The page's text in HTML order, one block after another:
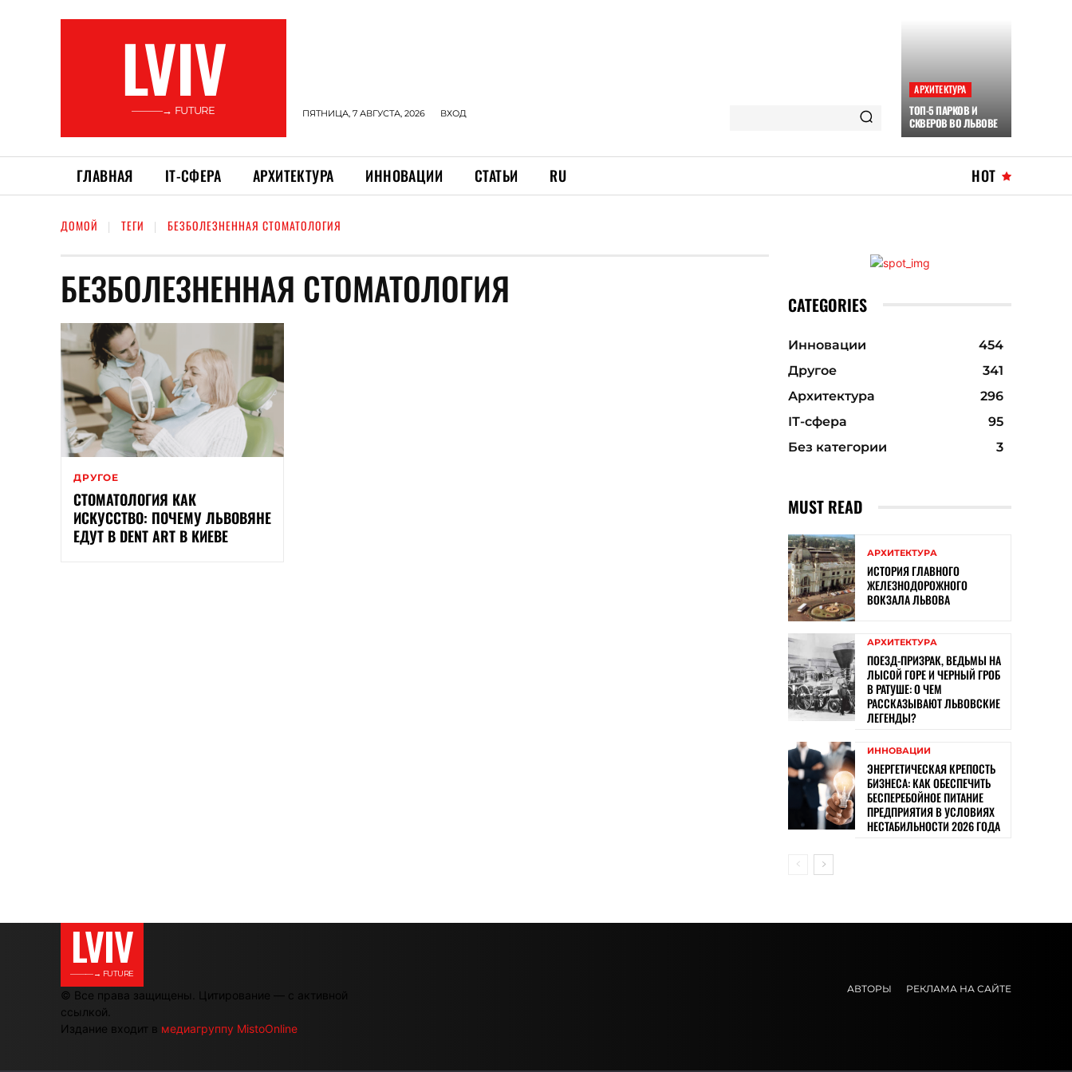
LVIV
———→ FUTURE ПЯТНИЦА, 7 АВГУСТА, 2026 ВХОД
АРХИТЕКТУРА
ТОП-5 ПАРКОВ И
СКВЕРОВ ВО ЛЬВОВЕ
ГЛАВНАЯ ІТ-СФЕРА АРХИТЕКТУРА ИННОВАЦИИ СТАТЬИ RU HOT
ДОМОЙ ТЕГИ БЕЗБОЛЕЗНЕННАЯ СТОМАТОЛОГИЯ
БЕЗБОЛЕЗНЕННАЯ СТОМАТОЛОГИЯ
ДРУГОЕ
СТОМАТОЛОГИЯ КАК
ИСКУССТВО: ПОЧЕМУ ЛЬВОВЯНЕ
ЕДУТ В DENT ART В КИЕВЕ
CATEGORIES
Инновации
454
Другое
341
Архитектура
296
ІТ-сфера
95
Без категории
3
MUST READ
АРХИТЕКТУРА
ИСТОРИЯ ГЛАВНОГО
ЖЕЛЕЗНОДОРОЖНОГО
ВОКЗАЛА ЛЬВОВА
АРХИТЕКТУРА
ПОЕЗД-ПРИЗРАК, ВЕДЬМЫ НА
ЛЫСОЙ ГОРЕ И ЧЕРНЫЙ ГРОБ
В РАТУШЕ: О ЧЕМ
РАССКАЗЫВАЮТ ЛЬВОВСКИЕ
ЛЕГЕНДЫ?
ИННОВАЦИИ
ЭНЕРГЕТИЧЕСКАЯ КРЕПОСТЬ
БИЗНЕСА: КАК ОБЕСПЕЧИТЬ
БЕСПЕРЕБОЙНОЕ ПИТАНИЕ
ПРЕДПРИЯТИЯ В УСЛОВИЯХ
НЕСТАБИЛЬНОСТИ 2026 ГОДА
LVIV
———→ FUTURE
© Все права защищены. Цитирование — с активной
ссылкой.
Издание входит в медиагруппу MistoOnline
АВТОРЫ РЕКЛАМА НА САЙТЕ